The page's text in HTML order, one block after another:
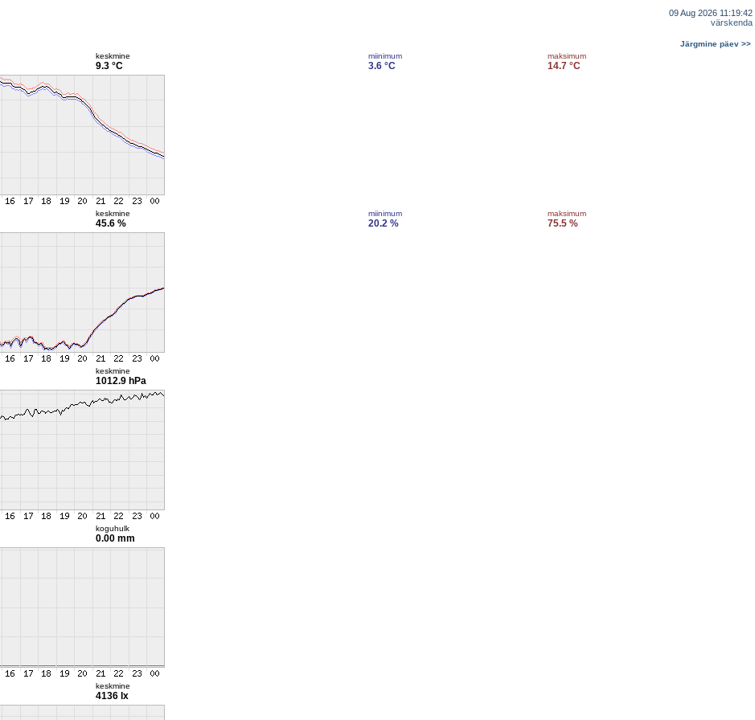
09 Aug 2026 11:19:42
värskenda
Järgmine päev >>
keskmine
9.3 °C
miinimum
3.6 °C
maksimum
14.7 °C
keskmine
45.6 %
miinimum
20.2 %
maksimum
75.5 %
keskmine
1012.9 hPa
koguhulk
0.00 mm
keskmine
4136 lx